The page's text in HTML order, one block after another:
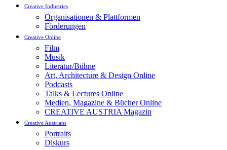
Creative Industries
Organisationen & Plattformen
Förderungen
Creative Online
Film
Musik
Literatur/Bühne
Art, Architecture & Design Online
Podcasts
Talks & Lectures Online
Medien, Magazine & Bücher Online
CREATIVE AUSTRIA Magazin
Creative Austrians
Portraits
Diskurs